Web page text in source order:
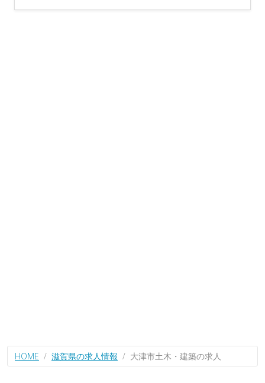
HOME 滋賀県の求人情報 大津市土木・建築の求人